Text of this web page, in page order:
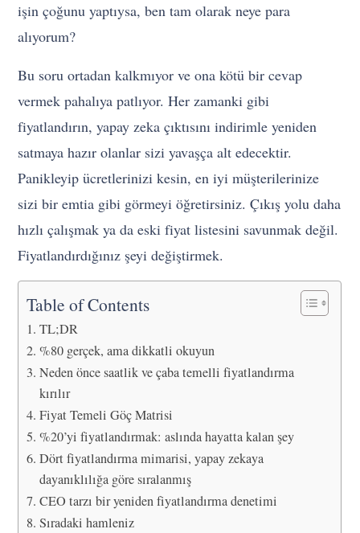
işin çoğunu yaptıysa, ben tam olarak neye para
alıyorum?
Bu soru ortadan kalkmıyor ve ona kötü bir cevap
vermek pahalıya patlıyor. Her zamanki gibi
fiyatlandırın, yapay zeka çıktısını indirimle yeniden
satmaya hazır olanlar sizi yavaşça alt edecektir.
Panikleyip ücretlerinizi kesin, en iyi müşterilerinize
sizi bir emtia gibi görmeyi öğretirsiniz. Çıkış yolu daha
hızlı çalışmak ya da eski fiyat listesini savunmak değil.
Fiyatlandırdığınız şeyi değiştirmek.
Table of Contents
TL;DR
%80 gerçek, ama dikkatli okuyun
Neden önce saatlik ve çaba temelli fiyatlandırma
kırılır
Fiyat Temeli Göç Matrisi
%20’yi fiyatlandırmak: aslında hayatta kalan şey
Dört fiyatlandırma mimarisi, yapay zekaya
dayanıklılığa göre sıralanmış
CEO tarzı bir yeniden fiyatlandırma denetimi
Sıradaki hamleniz